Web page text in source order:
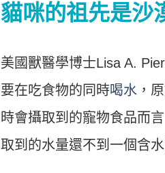
貓咪的祖先是沙
美國獸醫學博士Lisa A.
要在吃食物的同時喝水 ，
時會攝取到的寵物食品而
取到的水量還不到一個含